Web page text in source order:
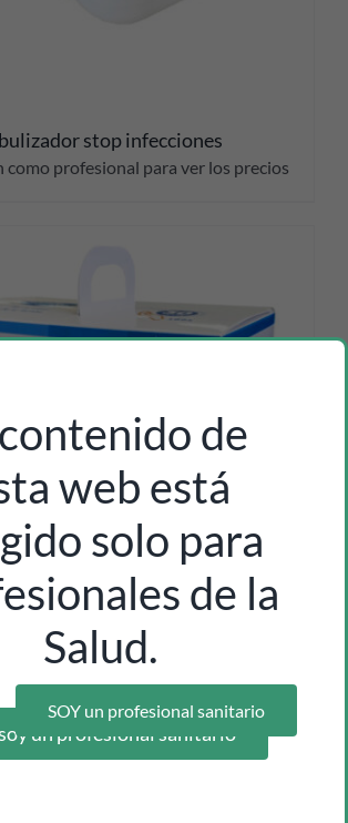
stop infecciones
como profesional para ver los precios
fast mesh + turbo chamber
como profesional para ver los precios
de
web está
solo para
de la
Salud.
SOY un profesional sanitario
un profesional sanitario